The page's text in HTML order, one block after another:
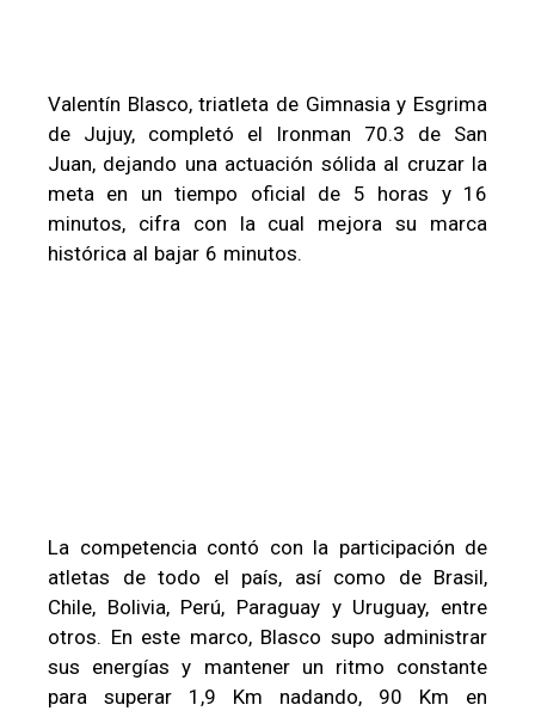
Valentín Blasco, triatleta de Gimnasia y Esgrima
de Jujuy, completó el Ironman 70.3 de San
Juan, dejando una actuación sólida al cruzar la
meta en un tiempo oficial de 5 horas y 16
minutos, cifra con la cual mejora su marca
histórica al bajar 6 minutos.
La competencia contó con la participación de
atletas de todo el país, así como de Brasil,
Chile, Bolivia, Perú, Paraguay y Uruguay, entre
otros. En este marco, Blasco supo administrar
sus energías y mantener un ritmo constante
para superar 1,9 Km nadando, 90 Km en